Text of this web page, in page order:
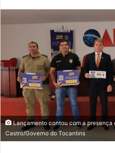
u
m
e
-
a
i
Lançamento contou com a presença
Castro/Governo do Tocantins